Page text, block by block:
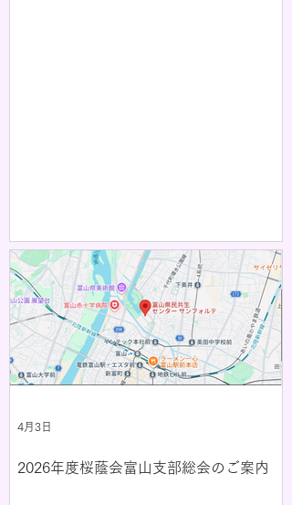
2026年度桜蔭会富山支部総会のご案内
4月3日